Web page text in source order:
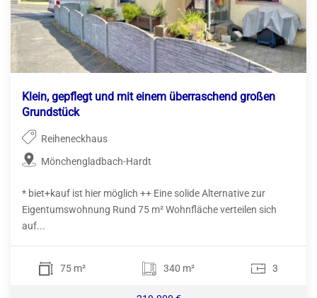
Klein, gepflegt und mit einem überraschend großen
Grundstück
Reiheneckhaus
Mönchengladbach-Hardt
* biet+kauf ist hier möglich ++ Eine solide Alternative zur
Eigentumswohnung Rund 75 m² Wohnfläche verteilen sich
auf...
75 m² 340 m² 3